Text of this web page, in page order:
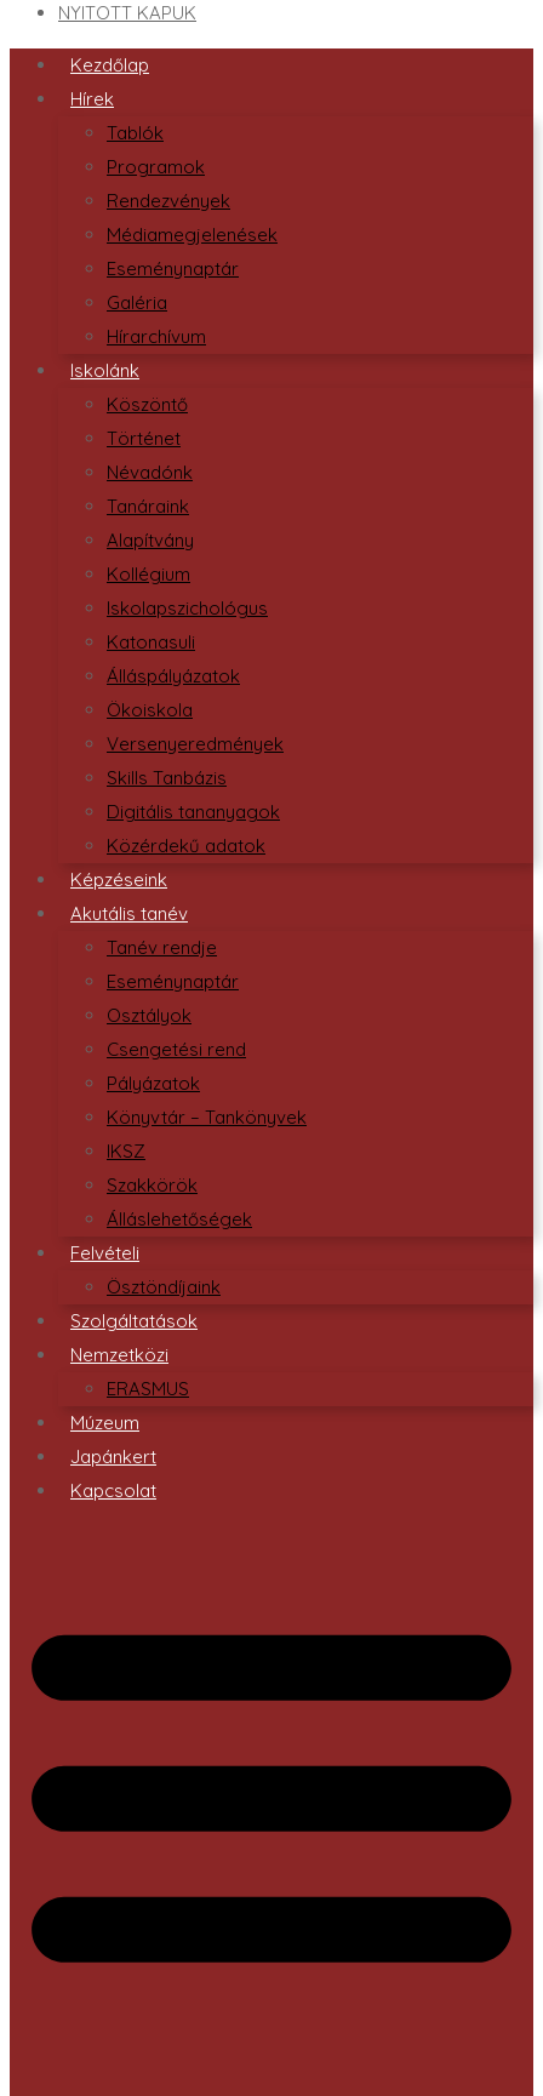
NYITOTT KAPUK
Kezdőlap
Hírek
Tablók
Programok
Rendezvények
Médiamegjelenések
Eseménynaptár
Galéria
Hírarchívum
Iskolánk
Köszöntő
Történet
Névadónk
Tanáraink
Alapítvány
Kollégium
Iskolapszichológus
Katonasuli
Álláspályázatok
Ökoiskola
Versenyeredmények
Skills Tanbázis
Digitális tananyagok
Közérdekű adatok
Képzéseink
Akutális tanév
Tanév rendje
Eseménynaptár
Osztályok
Csengetési rend
Pályázatok
Könyvtár – Tankönyvek
IKSZ
Szakkörök
Álláslehetőségek
Felvételi
Ösztöndíjaink
Szolgáltatások
Nemzetközi
ERASMUS
Múzeum
Japánkert
Kapcsolat